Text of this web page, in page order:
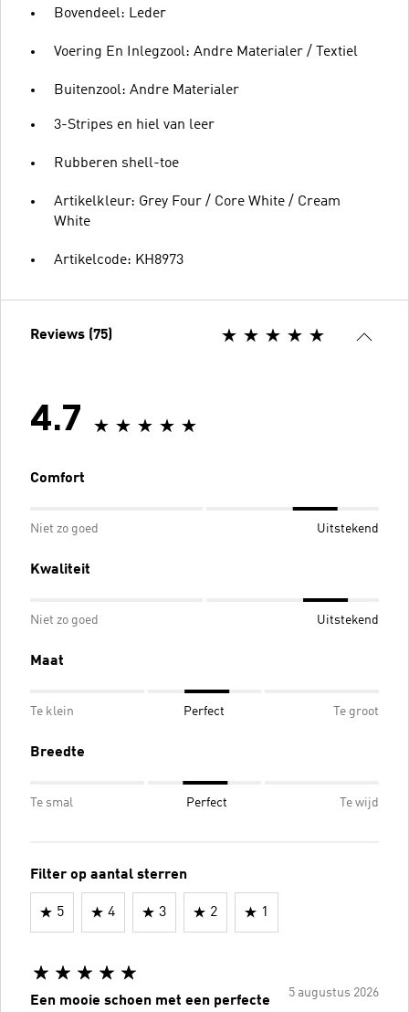
Bovendeel: Leder
Voering En Inlegzool: Andre Materialer / Textiel
Buitenzool: Andre Materialer
3-Stripes en hiel van leer
Rubberen shell-toe
Artikelkleur: Grey Four / Core White / Cream
White
Artikelcode: KH8973
Reviews (75)
4.7
Comfort
Niet zo goed Uitstekend
Kwaliteit
Niet zo goed Uitstekend
Maat
Te klein Perfect Te groot
Breedte
Te smal Perfect Te wijd
Filter op aantal sterren
5 4 3 2 1
5 augustus 2026
Een mooie schoen met een perfecte